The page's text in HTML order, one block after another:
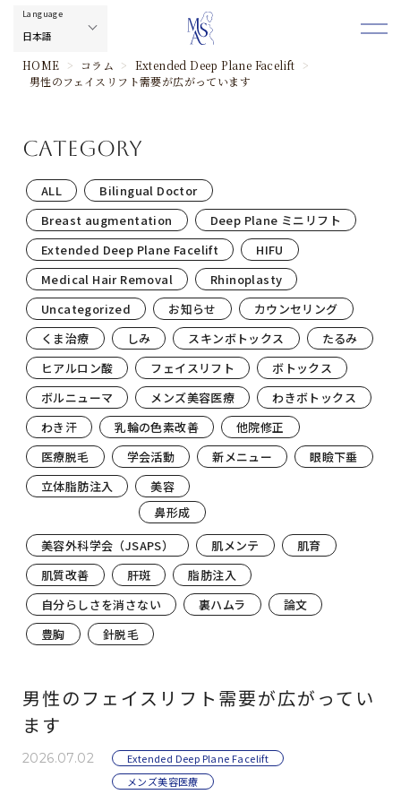
HOME > コラム > Extended Deep Plane Facelift >
男性のフェイスリフト需要が広がっています
category
ALL
Bilingual Doctor
Breast augmentation
Deep Plane ミニリフト
Extended Deep Plane Facelift
HIFU
Medical Hair Removal
Rhinoplasty
Uncategorized
お知らせ
カウンセリング
くま治療
しみ スキンボトックス
たるみ
ヒアルロン酸
フェイスリフト
ボトックス
ボルニューマ
メンズ美容医療
わきボトックス
わき汗
乳輪の色素改善
他院修正
医療脱毛
学会活動 新メニュー
眼瞼下垂
立体脂肪注入
美容
鼻形成
美容外科学会（JSAPS）
肌メンテ
肌育
肌質改善
肝斑
脂肪注入
自分らしさを消さない
裏ハムラ
論文
豊胸
針脱毛
男性のフェイスリフト需要が広がってい
ます
2026.07.02
Extended Deep Plane Facelift
メンズ美容医療